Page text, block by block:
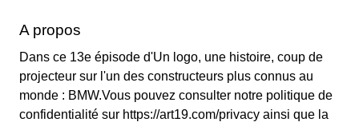
A propos
Dans ce 13e épisode d'Un logo, une histoire, coup de
projecteur sur l'un des constructeurs plus connus au
monde : BMW.Vous pouvez consulter notre politique de
confidentialité sur https://art19.com/privacy ainsi que la